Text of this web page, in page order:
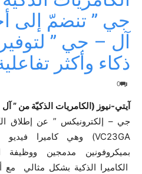
جي ” تنضمّ إلى
آل – جي ” لتوفير
ذكاء وأكثر
0
آيتي-نيوز (الكامريات الذكيّة من ”
جي – إلكترونيكس ” عن إطلاق
بميكروفونين مدمجين ووظيفة
الكاميرا الذكية بشكل مثالي